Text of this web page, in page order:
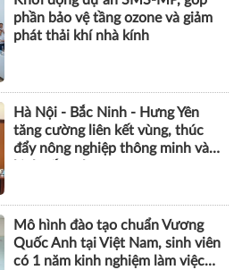
phần bảo vệ tầng ozone và giảm
phát thải khí nhà kính
Hà Nội - Bắc Ninh - Hưng Yên
tăng cường liên kết vùng, thúc
đẩy nông nghiệp thông minh và
Mô hình đào tạo chuẩn Vương
Quốc Anh tại Việt Nam, sinh viên
có 1 năm kinh nghiệm làm việc